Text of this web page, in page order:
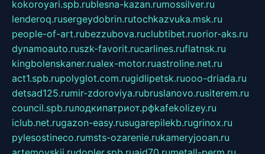
kokoroyari.spb.rublesna-kazan.rumossilver.ru
lenderoq.rusergeydobrin.rutochkazvuka.msk.ru
people-of-art.rubezzubova.ruclubtibet.ruorior-aks.ru
dynamoauto.ruszk-favorit.rucarlines.ruflatnsk.ru
kingbolenskaner.rualex-motor.ruastroline.net.ru
act1.spb.rupolyglot.com.rugidlipetsk.ruooo-driada.ru
detsad125.rumir-zdoroviya.rubruslanovo.rusiterem.ru
council.spb.ruлодкипатриот.рфkafekolizey.ru
iclub.net.rugazon-easy.rusugarepilekb.rugrinox.ru
pylesostineco.rumsts-ozarenie.rukameryjooan.ru